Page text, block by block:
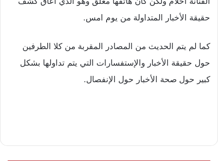
حقيقة الأخبار المتداولة من يوم امس.
كما لم يتم الحديث من المصادر المقربة من كلا الطرفين
حول حقيقة الأخبار والإستفسارات التي يتم تداولها بشكل
كبير حول صحة الأخبار حول الإنفصال.